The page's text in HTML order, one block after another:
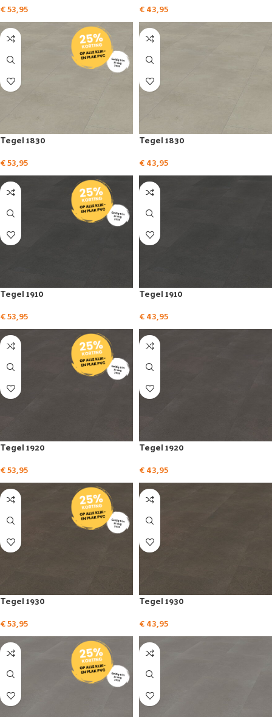
€53,95 €43,95
Tegel 1830
€53,95
Tegel 1830
€43,95
Tegel 1910
€53,95
Tegel 1910
€43,95
Tegel 1920
€53,95
Tegel 1920
€43,95
Tegel 1930
€53,95
Tegel 1930
€43,95